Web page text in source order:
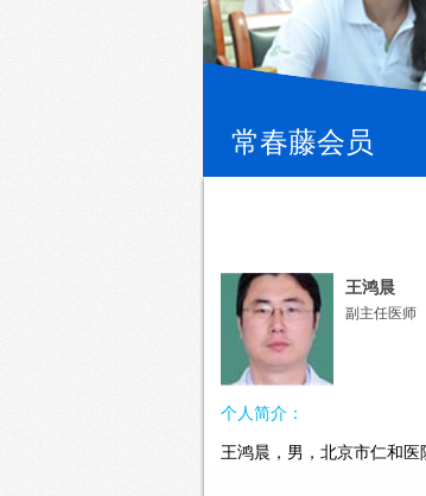
常春藤会员
王鸿晨
副主任医师
个人简介：
王鸿晨，男，北京市仁和医